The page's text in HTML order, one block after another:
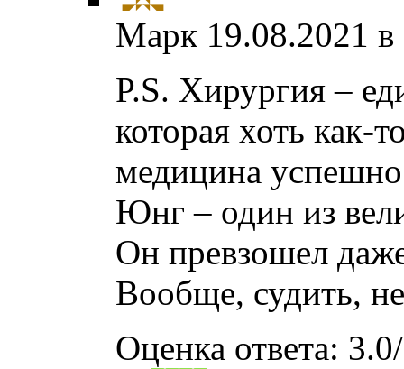
Марк 19.08.2021
P.S. Хирургия –
которая хоть как-
медицина успешно
Юнг – один из
Он превзошел
Вообще, судить,
Оценка ответа: 3.0/